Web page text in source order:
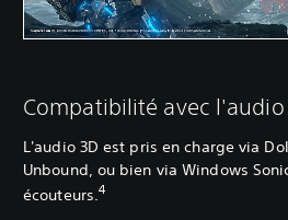
Compatibilité avec l'audio
L'audio 3D est pris en charge via
Unbound, ou bien via Windows
écouteurs.4